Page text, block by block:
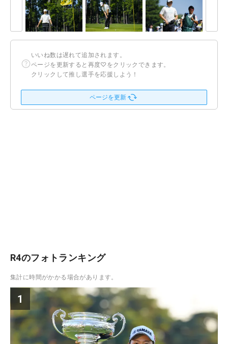
いいね数は遅れて追加されます。
ページを更新すると再度♡をクリックできます。
クリックして推し選手を応援しよう！
ページを更新
R4のフォトランキング
集計に時間がかかる場合があります。
1